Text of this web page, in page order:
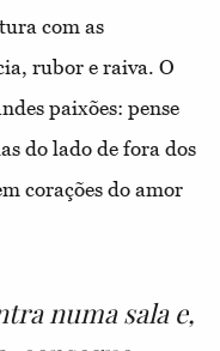
com as
rubor e raiva. O
paixões: pense
do lado de fora dos
corações do amor
numa sala e,